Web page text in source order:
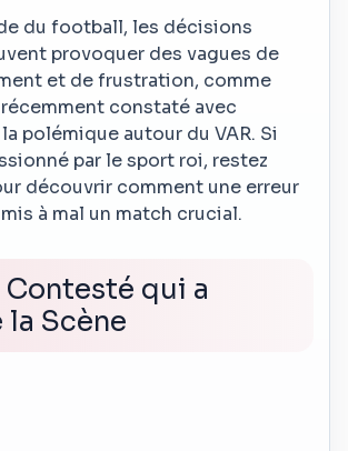
du football, les décisions
provoquer des vagues de
et de frustration, comme
récemment constaté avec
polémique autour du VAR. Si
par le sport roi, restez
découvrir comment une erreur
à mal un match crucial.
Contesté qui a
la Scène